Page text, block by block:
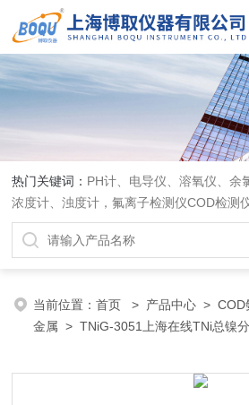
热门关键词： PH计、电导仪、溶氧仪、余
浓度计、浊度计，氟离子检测仪COD检测
仪，PH电极、溶氧电极、电导电极
当前位置：首页 > 产品中心 >COD
金属 > TNiG-3051上海在线TNi总镍